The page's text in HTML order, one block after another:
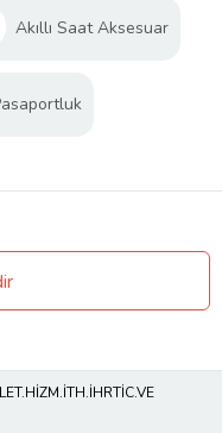
Akıllı Saat Aksesuar